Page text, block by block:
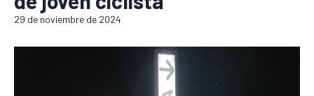
29 de noviembre de 2024